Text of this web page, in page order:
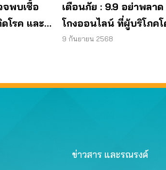
จพบเชื้อ
โรค และ
ละรา เกิน
เตือนภัย : 9.9 อย่าพลา
โกงออนไลน์ ที่ผู้บริโภค
หลอกบ่อยที่สุด
9 กันยายน 2568
ข่าวสาร และรณรงค์